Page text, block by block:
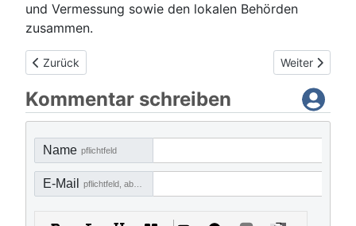
und Vermessung sowie den lokalen Behörden
zusammen.
Vorheriger Beitrag: Start der Wanderwochen „Wandern unter
Zurück Nächster
Weiter
Kommentar schreiben
Name pflichtfeld
E-Mail